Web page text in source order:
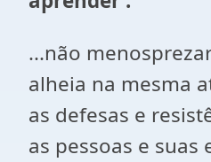
...não
alheia na mesma
as defesas e
as pessoas e suas